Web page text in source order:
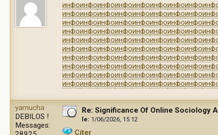
инфоинфоинфоинфоинфоинфоинфоинфо
инфоинфоинфоинфоинфоинфоинфоинфо
инфоинфоинфоинфоинфоинфоинфоинфо
инфоинфоинфоинфоинфоинфоинфоинфо
инфоинфоинфоинфоинфоинфоинфоинфо
инфоинфоинфоинфоинфоинфоинфоинфо
инфоинфоинфоинфоинфоинфоинфоинфо
инфоинфоинфоинфоинфоинфоинфоинфо
инфоинфоинфоинфоинфоинфоинфоинфо
инфоинфоинфоинфоинфоинфоинфоинфо
yamucha
DEBILOS !
Messages:
Re: Significance Of Online Sociology
le: 1/06/2026, 15:12
Citer